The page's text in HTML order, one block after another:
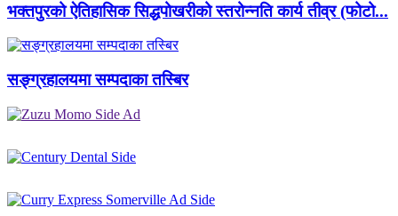
भक्तपुरको ऐतिहासिक सिद्धपोखरीको स्तरोन्नति कार्य तीव्र (फोटो...
सङ्ग्रहालयमा सम्पदाका तस्बिर